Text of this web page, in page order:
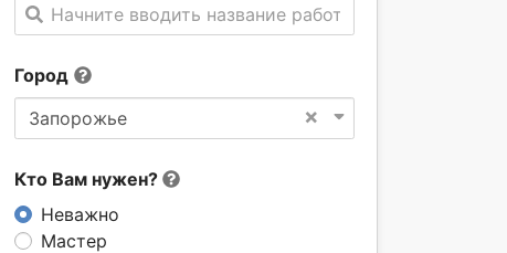
Начните вводить название работы
Город
×
Запорожье
Кто Вам нужен?
Неважно
Мастер